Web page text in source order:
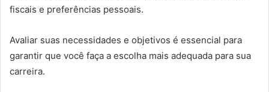
fiscais e preferências pessoais.
Avaliar suas necessidades e objetivos é essencial para
garantir que você faça a escolha mais adequada para sua
carreira.